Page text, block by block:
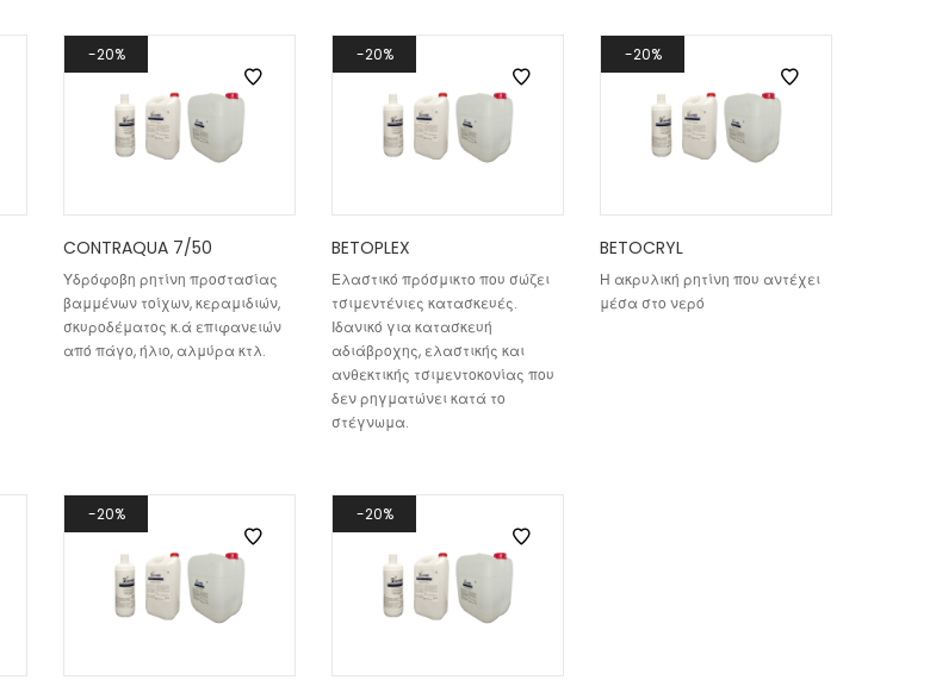
20%
CONTRAQUA 7/50
Υδρόφοβη ρητίνη προστασίας
βαμμένων τοίχων, κεραμιδιών,
σκυροδέματος κ.ά επιφανειών
από πάγο, ήλιο, αλμύρα κτλ.
20%
BETOPLEX
Ελαστικό πρόσμικτο που σώζει
τσιμεντένιες κατασκευές.
Ιδανικό για κατασκευή
αδιάβροχης, ελαστικής και
ανθεκτικής τσιμεντοκονίας που
δεν ρηγματώνει κατά το
στέγνωμα.
20%
BETOCRYL
Η ακρυλική ρητίνη που αντέχει
μέσα στο νερό
20% 20%